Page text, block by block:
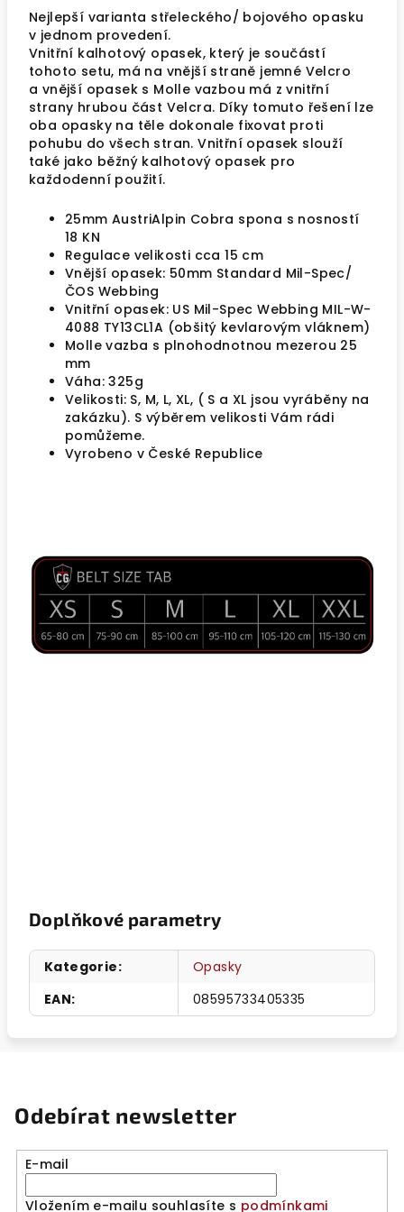
Nejlepší varianta střeleckého/ bojového opasku
v jednom provedení.
Vnitřní kalhotový opasek, který je součástí
tohoto setu, má na vnější straně jemné Velcro
a vnější opasek s Molle vazbou má z vnitřní
strany hrubou část Velcra. Díky tomuto řešení lze
oba opasky na těle dokonale fixovat proti
pohubu do všech stran. Vnitřní opasek slouží
také jako běžný kalhotový opasek pro
každodenní použití.
25mm AustriAlpin Cobra spona s nosností
18 KN
Regulace velikosti cca 15 cm
Vnější opasek: 50mm Standard Mil-Spec/
ČOS Webbing
Vnitřní opasek: US Mil-Spec Webbing MIL-W-
4088 TY13CL1A (obšitý kevlarovým vláknem)
Molle vazba s plnohodnotnou mezerou 25
mm
Váha: 325g
Velikosti: S, M, L, XL, ( S a XL jsou vyráběny na
zakázku). S výběrem velikosti Vám rádi
pomůžeme.
Vyrobeno v České Republice
Doplňkové parametry
Kategorie:
Opasky
EAN: 08595733405335
Odebírat newsletter
E-mail
Vložením e-mailu souhlasíte s podmínkami